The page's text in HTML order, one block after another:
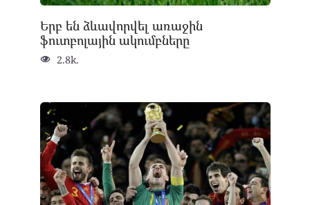
Երբ են ձևավորվել առաջին
ֆուտբոլային ակումբները
2.8k.